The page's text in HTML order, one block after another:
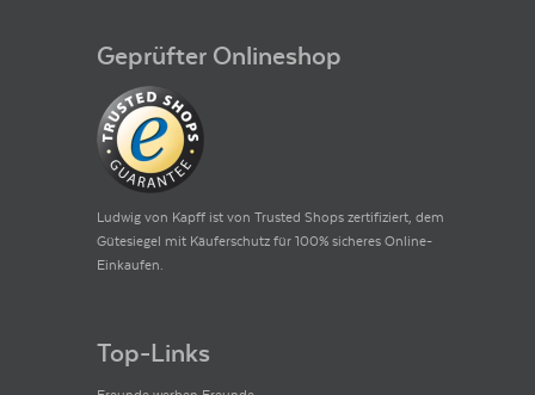
purple in color, it slowly unfurls to reveal notes of
toast, Ceylon tea and pencil shavings.
spice and mineral sparks, framed by ripe, fine-
Mouton that will be approachable early on, I
die Weinszene revolutioniert. Seine
auch auf ausführliche Verkostungsnotizen und
wider.
Geprüfter Onlineshop
Ludwig von Kapff ist von Trusted Shops zertifiziert, dem
Gütesiegel mit Käuferschutz für 100% sicheres Online-
Einkaufen.
Top-Links